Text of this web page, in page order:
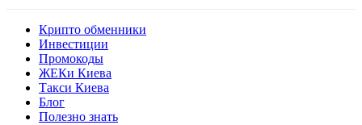
Крипто обменники
Инвестиции
Промокоды
ЖЕКи Киева
Такси Киева
Блог
Полезно знать